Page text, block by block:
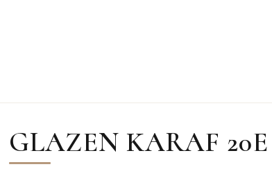
GLAZEN KARAF